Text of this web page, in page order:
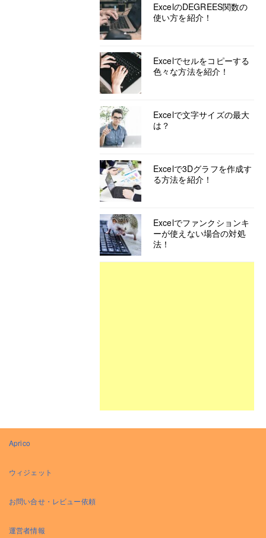
ExcelのDEGREES関数の
使い方を紹介！
Excelでセルをコピーする
色々な方法を紹介！
Excelで文字サイズの最大
は？
Excelで3Dグラフを作成す
る方法を紹介！
Excelでファンクションキ
ーが使えない場合の対処
法！
Aprico
ウィジェット
お問い合せ・レビュー依頼
運営者情報